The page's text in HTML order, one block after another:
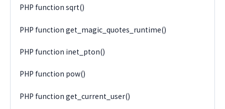
PHP function sqrt()
PHP function get_magic_quotes_runtime()
PHP function inet_pton()
PHP function pow()
PHP function get_current_user()